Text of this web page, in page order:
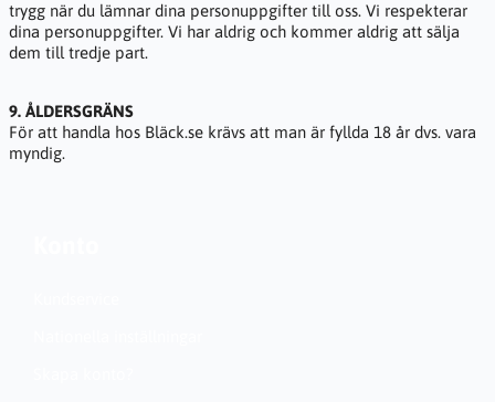
trygg när du lämnar dina personuppgifter till oss. Vi respekterar
dina personuppgifter. Vi har aldrig och kommer aldrig att sälja
dem till tredje part.
9. ÅLDERSGRÄNS
För att handla hos Bläck.se krävs att man är fyllda 18 år dvs. vara
myndig.